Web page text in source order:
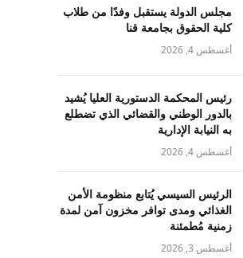
مجلس الدولة يستقبل وفدًا من طلاب
كلية الحقوق بجامعة قنا
أغسطس 4, 2026
رئيس المحكمة الدستورية العليا يُشيد
بالدور الوطني والقضائي الذي تضطلع
به النيابة الإدارية
أغسطس 4, 2026
الرئيس السيسي يُتابع منظومة الأمن
الغذائي ومدى توافر مخزون آمن لمدة
زمنية مُطمئنة
أغسطس 3, 2026